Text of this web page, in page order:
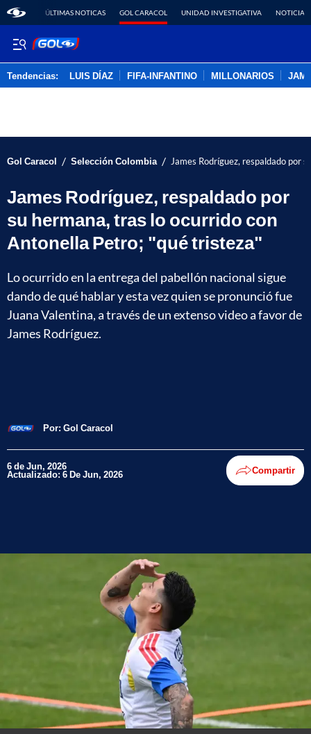
ÚLTIMAS NOTICAS GOL CARACOL UNIDAD INVESTIGATIVA NOTICIAS
Tendencias: LUIS DÍAZ FIFA-INFANTINO MILLONARIOS
Gol Caracol / Selección Colombia / James Rodríguez, respaldado por
James Rodríguez, respaldado por
su hermana, tras lo ocurrido con
Antonella Petro; "qué tristeza"
Lo ocurrido en la entrega del pabellón nacional sigue
dando de qué hablar y esta vez quien se pronunció fue
Juana Valentina, a través de un extenso video a favor de
James Rodríguez.
Por: Gol Caracol
6 de Jun, 2026
Actualizado: 6 De Jun, 2026 Compartir